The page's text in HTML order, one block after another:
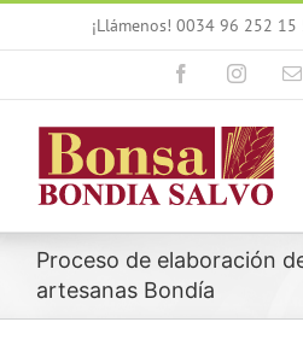
Saltar
¡Llámenos! 0034 96 252 15
Facebook
Proceso de elaboración
artesanas Bondía